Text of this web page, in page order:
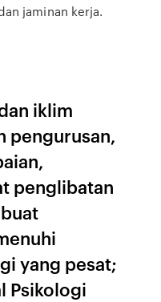
jaminan kerja.
iklim
pengurusan,
penglibatan
yang pesat;
Psikologi